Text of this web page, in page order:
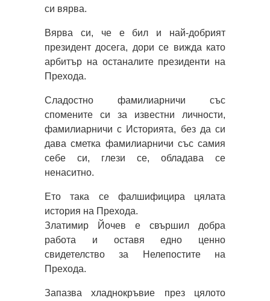
си вярва.
Вярва си, че е бил и най-добрият
президент досега, дори се вижда като
арбитър на останалите президенти на
Прехода.
Сладостно фамилиарничи със
спомените си за известни личности,
фамилиарничи с Историята, без да си
дава сметка фамилиарничи със самия
себе си, глези се, обладава се
ненаситно.
Ето така се фалшифицира цялата
история на Прехода.
Златимир Йочев е свършил добра
работа и оставя едно ценно
свидетелство за Нелепостите на
Прехода.
Запазва хладнокръвие през цялото